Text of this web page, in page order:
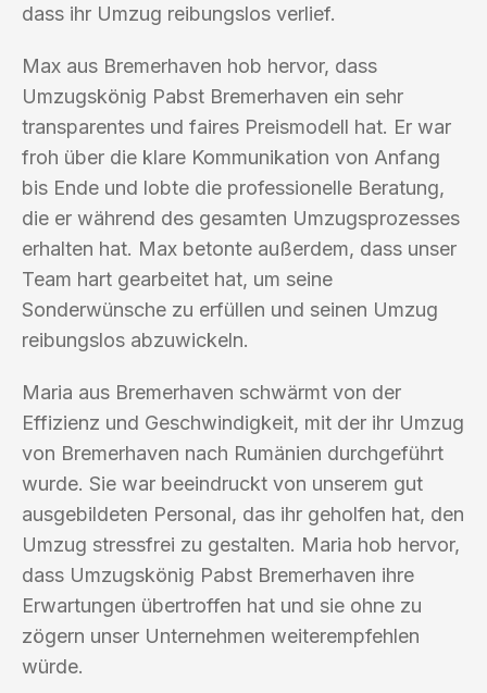
dass ihr Umzug reibungslos verlief.
Max aus Bremerhaven hob hervor, dass
Umzugskönig Pabst Bremerhaven ein sehr
transparentes und faires Preismodell hat. Er war
froh über die klare Kommunikation von Anfang
bis Ende und lobte die professionelle Beratung,
die er während des gesamten Umzugsprozesses
erhalten hat. Max betonte außerdem, dass unser
Team hart gearbeitet hat, um seine
Sonderwünsche zu erfüllen und seinen Umzug
reibungslos abzuwickeln.
Maria aus Bremerhaven schwärmt von der
Effizienz und Geschwindigkeit, mit der ihr Umzug
von Bremerhaven nach Rumänien durchgeführt
wurde. Sie war beeindruckt von unserem gut
ausgebildeten Personal, das ihr geholfen hat, den
Umzug stressfrei zu gestalten. Maria hob hervor,
dass Umzugskönig Pabst Bremerhaven ihre
Erwartungen übertroffen hat und sie ohne zu
zögern unser Unternehmen weiterempfehlen
würde.